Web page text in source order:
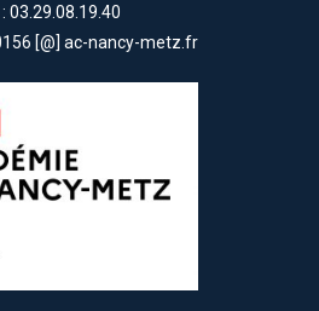
03.29.08.19.40
[@] ac-nancy-metz.fr